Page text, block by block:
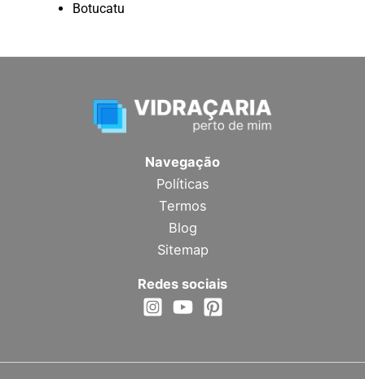
Botucatu
Navegação
Políticas
Termos
Blog
Sitemap
Redes sociais